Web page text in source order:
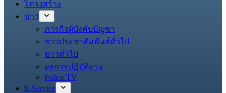
โครงสร้าง
ข่าว
ภารกิจผู้บังคับบัญชา
ข่าวประชาสัมพันธ์ทั่วไป
ข่าวทั่วไป
ผลการปฏิบัติงาน
Police TV
E-Service